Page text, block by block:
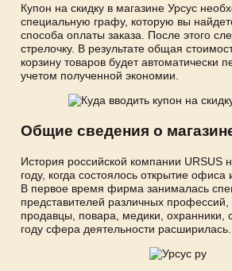
Купон на скидку в магазине Урсус
специальную графу, которую вы
способа оплаты заказа. После этого
стрелочку. В результате общая
корзину товаров будет автоматически
учетом полученной экономии.
Общие сведения о
История российской компании URSUS
году, когда состоялось открытие офиса
В первое время фирма занималась
представителей различных
продавцы, повара, медики, охранники,
году сфера деятельности расширилась.